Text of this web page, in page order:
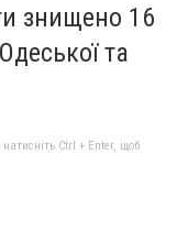
знищено 16
та
Ctrl + Enter, щоб